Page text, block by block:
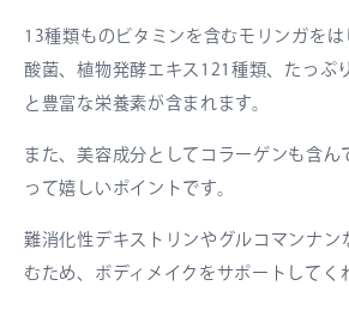
13種類ものビタミンを含むモリンガを
酸菌、植物発酵エキス121種類、たっぷ
と豊富な栄養素が含まれます。
また、美容成分としてコラーゲンも含ん
って嬉しいポイントです。
難消化性デキストリンやグルコマンナン
むため、ボディメイクをサポートしてく